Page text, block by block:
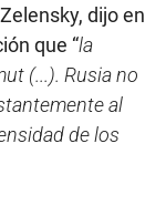
dijo en
que “la
(...). Rusia no
al
de los